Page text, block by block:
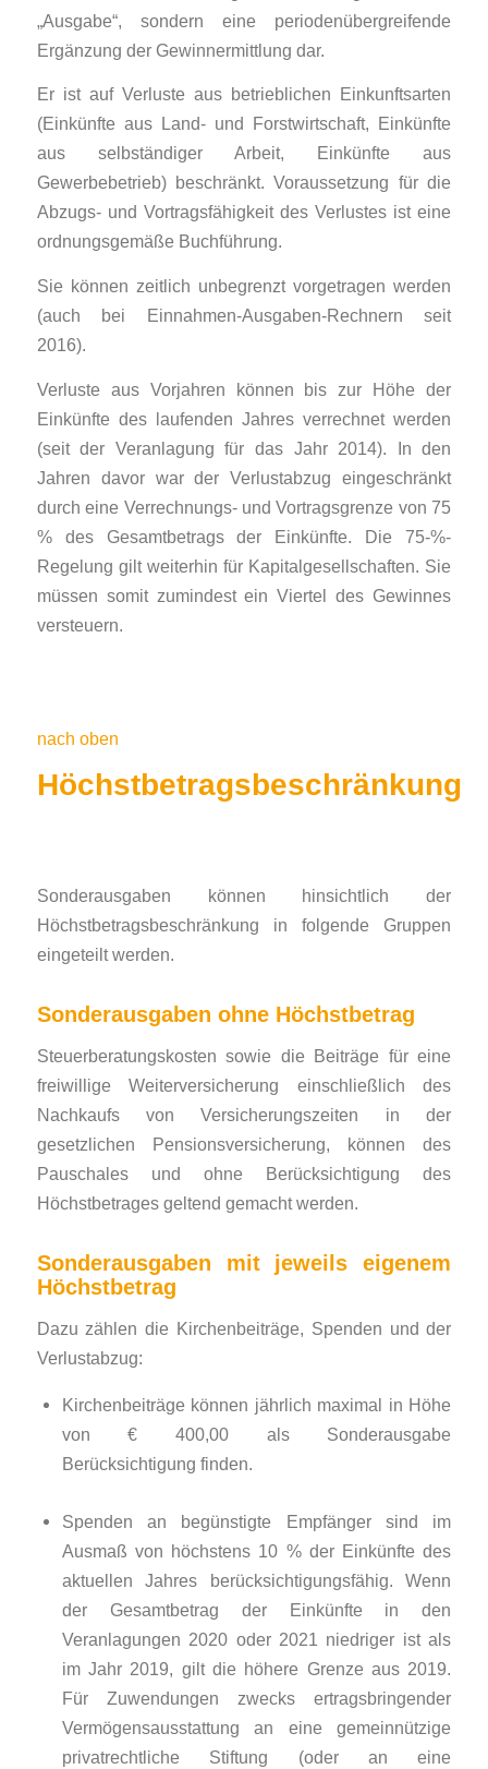
„Ausgabe“, sondern eine periodenübergreifende
Ergänzung der Gewinnermittlung dar.
Er ist auf Verluste aus betrieblichen Einkunftsarten
(Einkünfte aus Land- und Forstwirtschaft, Einkünfte
aus selbständiger Arbeit, Einkünfte aus
Gewerbebetrieb) beschränkt. Voraussetzung für die
Abzugs- und Vortragsfähigkeit des Verlustes ist eine
ordnungsgemäße Buchführung.
Sie können zeitlich unbegrenzt vorgetragen werden
(auch bei Einnahmen-Ausgaben-Rechnern seit
2016).
Verluste aus Vorjahren können bis zur Höhe der
Einkünfte des laufenden Jahres verrechnet werden
(seit der Veranlagung für das Jahr 2014). In den
Jahren davor war der Verlustabzug eingeschränkt
durch eine Verrechnungs- und Vortragsgrenze von 75
% des Gesamtbetrags der Einkünfte. Die 75-%-
Regelung gilt weiterhin für Kapitalgesellschaften. Sie
müssen somit zu­mindest ein Viertel des Ge­winnes
versteuern.
nach oben
Höchstbetragsbeschränkung
Sonderausgaben können hinsichtlich der
Höchstbetragsbeschränkung in folgende Gruppen
eingeteilt werden.
Sonderausgaben ohne Höchstbetrag
Steuerberatungskosten sowie die Beiträge für eine
freiwillige Weiterversicherung einschließlich des
Nachkaufs von Versicherungszeiten in der
gesetzlichen Pensionsversicherung, können des
Pauschales und ohne Berücksichtigung des
Höchstbetrages geltend gemacht werden.
Sonderausgaben mit jeweils eigenem
Höchstbetrag
Dazu zählen die Kirchenbeiträge, Spenden und der
Verlustabzug:
Kirchenbeiträge können jährlich maximal in Höhe
von € 400,00 als Sonderausgabe
Berücksichtigung finden.
Spenden an begünstigte Empfänger sind im
Ausmaß von höchstens 10 % der Einkünfte des
aktuellen Jahres berücksichtigungsfähig. Wenn
der Gesamtbetrag der Einkünfte in den
Veranlagungen 2020 oder 2021 niedriger ist als
im Jahr 2019, gilt die höhere Grenze aus 2019.
Für Zuwendungen zwecks ertragsbringender
Vermögensausstattung an eine gemeinnützige
privatrechtliche Stiftung (oder an eine